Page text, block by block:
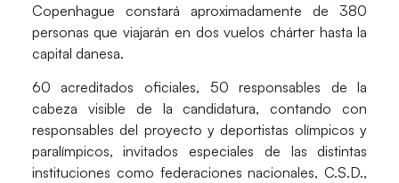
Copenhague constará aproximadamente de 380
personas que viajarán en dos vuelos chárter hasta la
capital danesa.
60 acreditados oficiales, 50 responsables de la
cabeza visible de la candidatura, contando con
responsables del proyecto y deportistas olímpicos y
paralímpicos, invitados especiales de las distintas
instituciones como federaciones nacionales, C.S.D.,